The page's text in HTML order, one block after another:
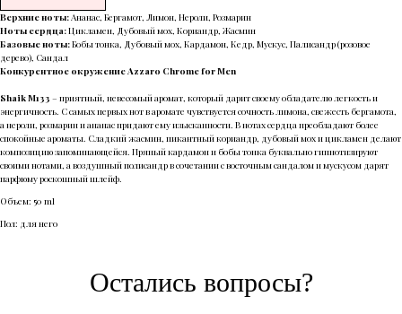
Верхние ноты:Ананас, Бергамот, Лимон, Нероли, Розмарин
Ноты сердца:Цикламен, Дубовый мох, Кориандр, Жасмин
Базовые ноты:Бобы тонка, Дубовый мох, Кардамон, Кедр, Мускус, Палисандр (розовое
дерево), Сандал
Конкурентное окружение Azzaro Chrome for Men
Shaik M133 – приятный, невесомый аромат, который дарит своему обладателю легкость и
энергичность. С самых первых нот в аромате чувствуется сочность лимона, свежесть бергамота,
а нероли, розмарин и ананас придают ему изысканности. В нотах сердца преобладают более
спокойные ароматы. Сладкий жасмин, пикантный кориандр, дубовый мох и цикламен делают
композицию запоминающейся. Пряный кардамон и бобы тонка буквально гипнотизируют
своими нотами, а воздушный полисандр в сочетании с восточным сандалом и мускусом дарят
парфюму роскошный шлейф.
Объем: 50 ml
Пол: для него
Остались вопросы?